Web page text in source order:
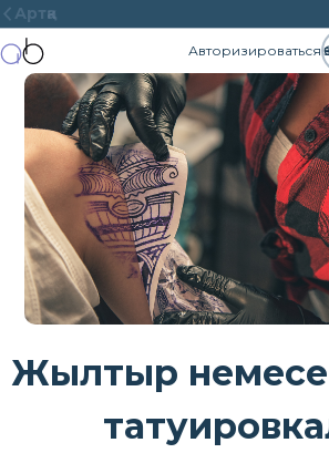
Артқа
Авторизироваться
Жылтыр немесе